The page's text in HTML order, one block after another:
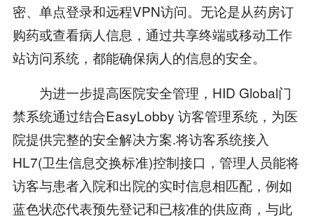
密、单点登录和远程VPN访问。无论是从药房订
购药或查看病人信息，通过共享终端或移动工作
站访问系统，都能确保病人的信息的安全。
为进一步提高医院安全管理，HID Global门
禁系统通过结合EasyLobby 访客管理系统，为医
院提供完整的安全解决方案.将访客系统接入
HL7(卫生信息交换标准)控制接口，管理人员能将
访客与患者入院和出院的实时信息相匹配，例如
蓝色状恋代表预先登记和已核准的供应商，与此